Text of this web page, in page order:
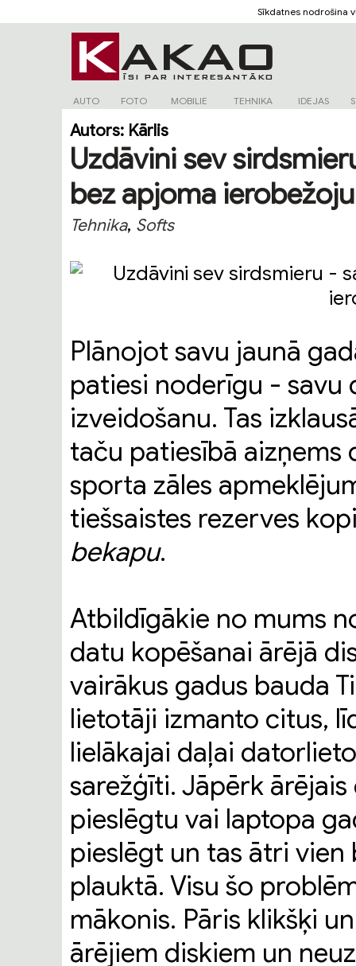
Sīkdatnes nodrošina
AUTO FOTO MOBILIE TEHNIKA IDEJAS
Autors: Kārlis
Uzdāvini sev
bez apjoma
Tehnika, Softs
Plānojot savu jaunā
patiesi noderīgu - savu
izveidošanu. Tas
taču patiesībā aizņems
sporta zāles
tiešsaistes rezerves
bekapu.
Atbildīgākie no mums
datu kopēšanai ārējā
vairākus gadus bauda
lietotāji izmanto citus,
lielākajai daļai
sarežģīti. Jāpērk
pieslēgtu vai laptopa
pieslēgt un tas ātri vien
plauktā. Visu šo
mākonis. Pāris klikšķi
ārējiem diskiem un